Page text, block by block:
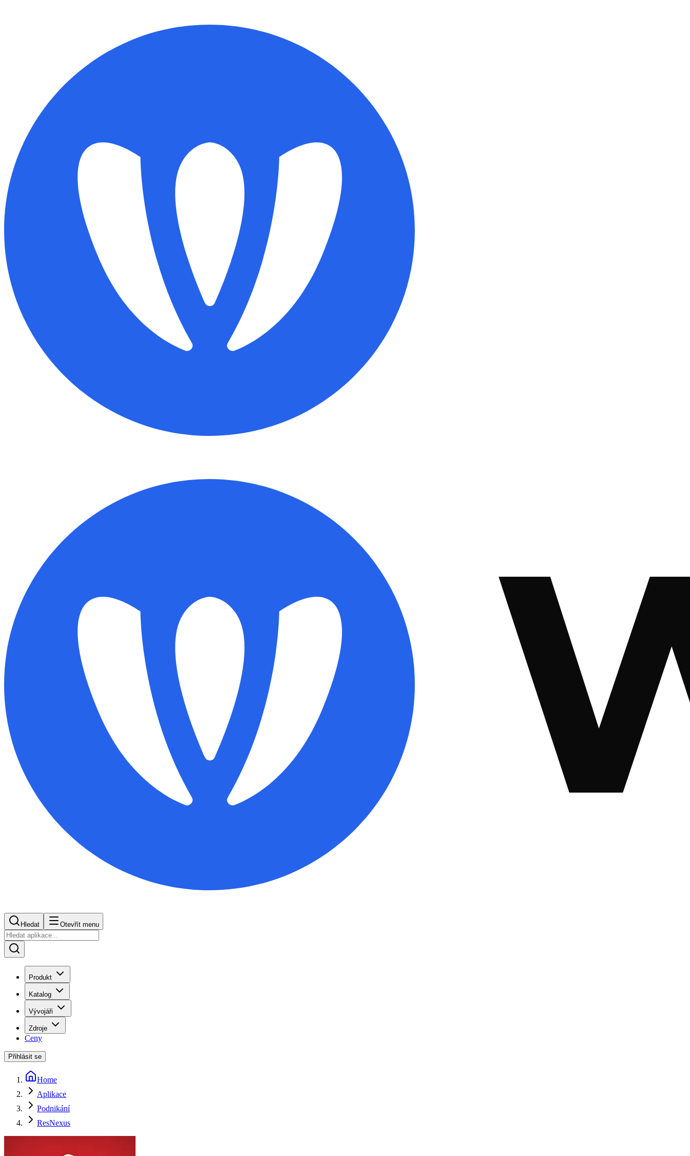
Hledat Otevřít menu
Produkt
Katalog
Vývojáři
Zdroje
Ceny
Přihlásit se
Home
Aplikace
Podnikání
ResNexus